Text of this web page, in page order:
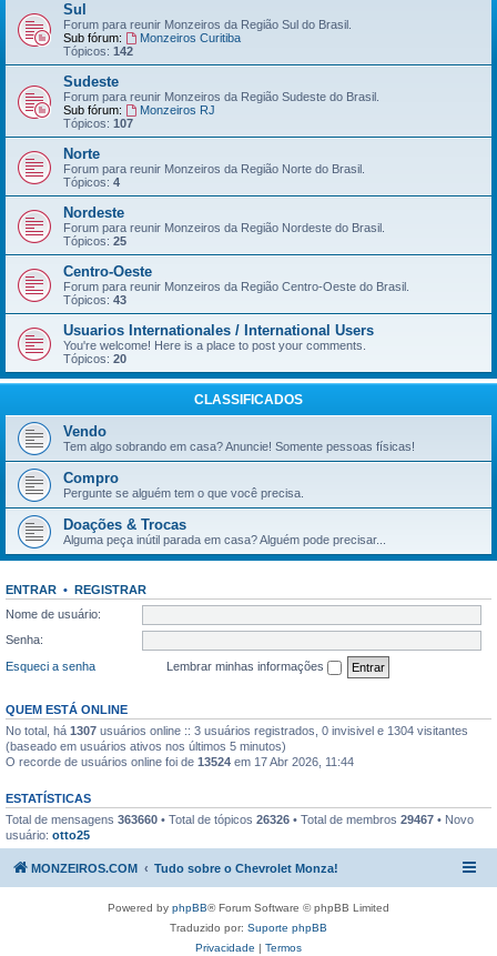
Sul
Forum para reunir Monzeiros da Região Sul do Brasil.
Sub fórum:
Monzeiros Curitiba
Tópicos: 142
Sudeste
Forum para reunir Monzeiros da Região Sudeste do Brasil.
Sub fórum:
Monzeiros RJ
Tópicos: 107
Norte
Forum para reunir Monzeiros da Região Norte do Brasil.
Tópicos: 4
Nordeste
Forum para reunir Monzeiros da Região Nordeste do Brasil.
Tópicos: 25
Centro-Oeste
Forum para reunir Monzeiros da Região Centro-Oeste do Brasil.
Tópicos: 43
Usuarios Internationales / International Users
You're welcome! Here is a place to post your comments.
Tópicos: 20
CLASSIFICADOS
Vendo
Tem algo sobrando em casa? Anuncie! Somente pessoas físicas!
Compro
Pergunte se alguém tem o que você precisa.
Doações & Trocas
Alguma peça inútil parada em casa? Alguém pode precisar...
ENTRAR • REGISTRAR
Nome de usuário:
Senha:
Esqueci a senha
Lembrar minhas informações
QUEM ESTÁ ONLINE
No total, há 1307 usuários online :: 3 usuários registrados, 0 invisivel e 1304 visitantes
(baseado em usuários ativos nos últimos 5 minutos)
O recorde de usuários online foi de 13524 em 17 Abr 2026, 11:44
ESTATÍSTICAS
Total de mensagens 363660 • Total de tópicos 26326 • Total de membros 29467 • Novo
usuário: otto25
MONZEIROS.COM Tudo sobre o Chevrolet Monza!
Powered by phpBB® Forum Software © phpBB Limited
Traduzido por: Suporte phpBB
Privacidade | Termos